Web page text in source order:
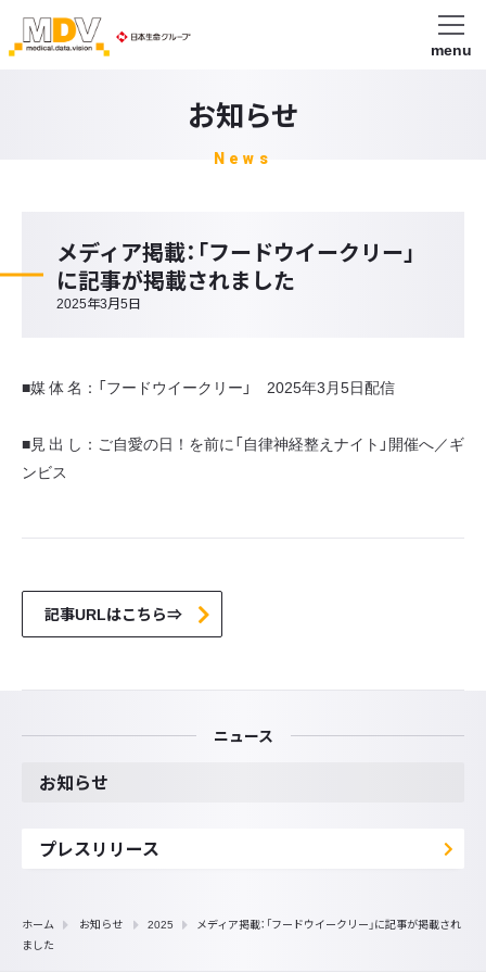
menu
お知らせ
News
メディア掲載：「フードウイークリー」
に記事が掲載されました
2025年3月5日
■媒 体 名：「フードウイークリー」 2025年3月5日配信
■見 出 し：ご自愛の日！を前に「自律神経整えナイト」開催へ／ギ
ンビス
記事URLはこちら⇒
ニュース
お知らせ
プレスリリース
ホーム お知らせ 2025
メディア掲載：「フードウイークリー」に記事が掲載され
ました